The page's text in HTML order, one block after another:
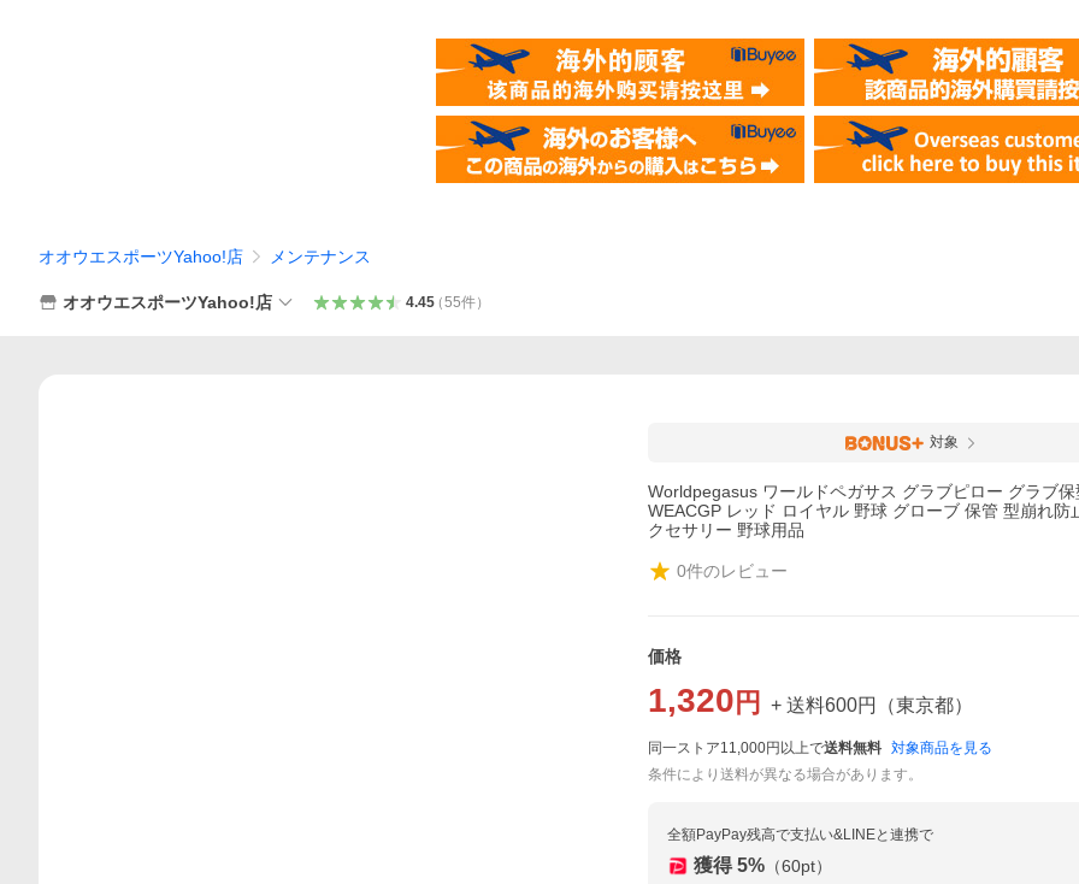
オオウエスポーツYahoo!店 メンテナンス
オオウエスポーツYahoo!店 4.45（55件）
対象
Worldpegasus ワールドペガサス グラブピロー グラブ
WEACGP レッド ロイヤル 野球 グローブ 保管 型崩れ防
クセサリー 野球用品
0件のレビュー
価格
1,320 円 + 送料600円 （東京都）
同一ストア11,000円以上で送料無料 対象商品を見る
条件により送料が異なる場合があります。
全額PayPay残高で支払い&LINEと連携で
獲得 5% （60pt）